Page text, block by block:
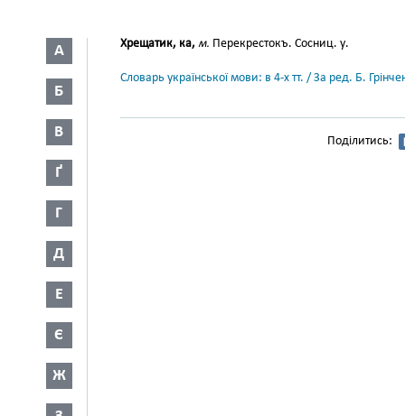
А
Б
В
Ґ
Г
Д
Е
Є
Ж
Хрещатик, ка, м. Перекрестокъ. Сосниц. у.
Словарь української мови: в 4-х тт. / За ред. Б.
Поділитись: